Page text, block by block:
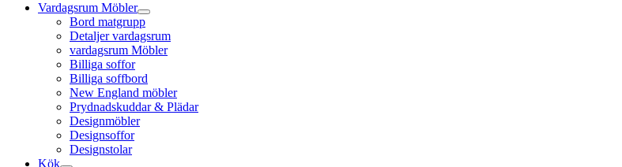
Vardagsrum Möbler
Bord matgrupp
Detaljer vardagsrum
vardagsrum Möbler
Billiga soffor
Billiga soffbord
New England möbler
Prydnadskuddar & Plädar
Designmöbler
Designsoffor
Designstolar
Kök